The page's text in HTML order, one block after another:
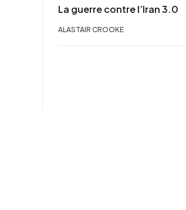
La guerre contre l’Iran 3.0
ALASTAIR CROOKE